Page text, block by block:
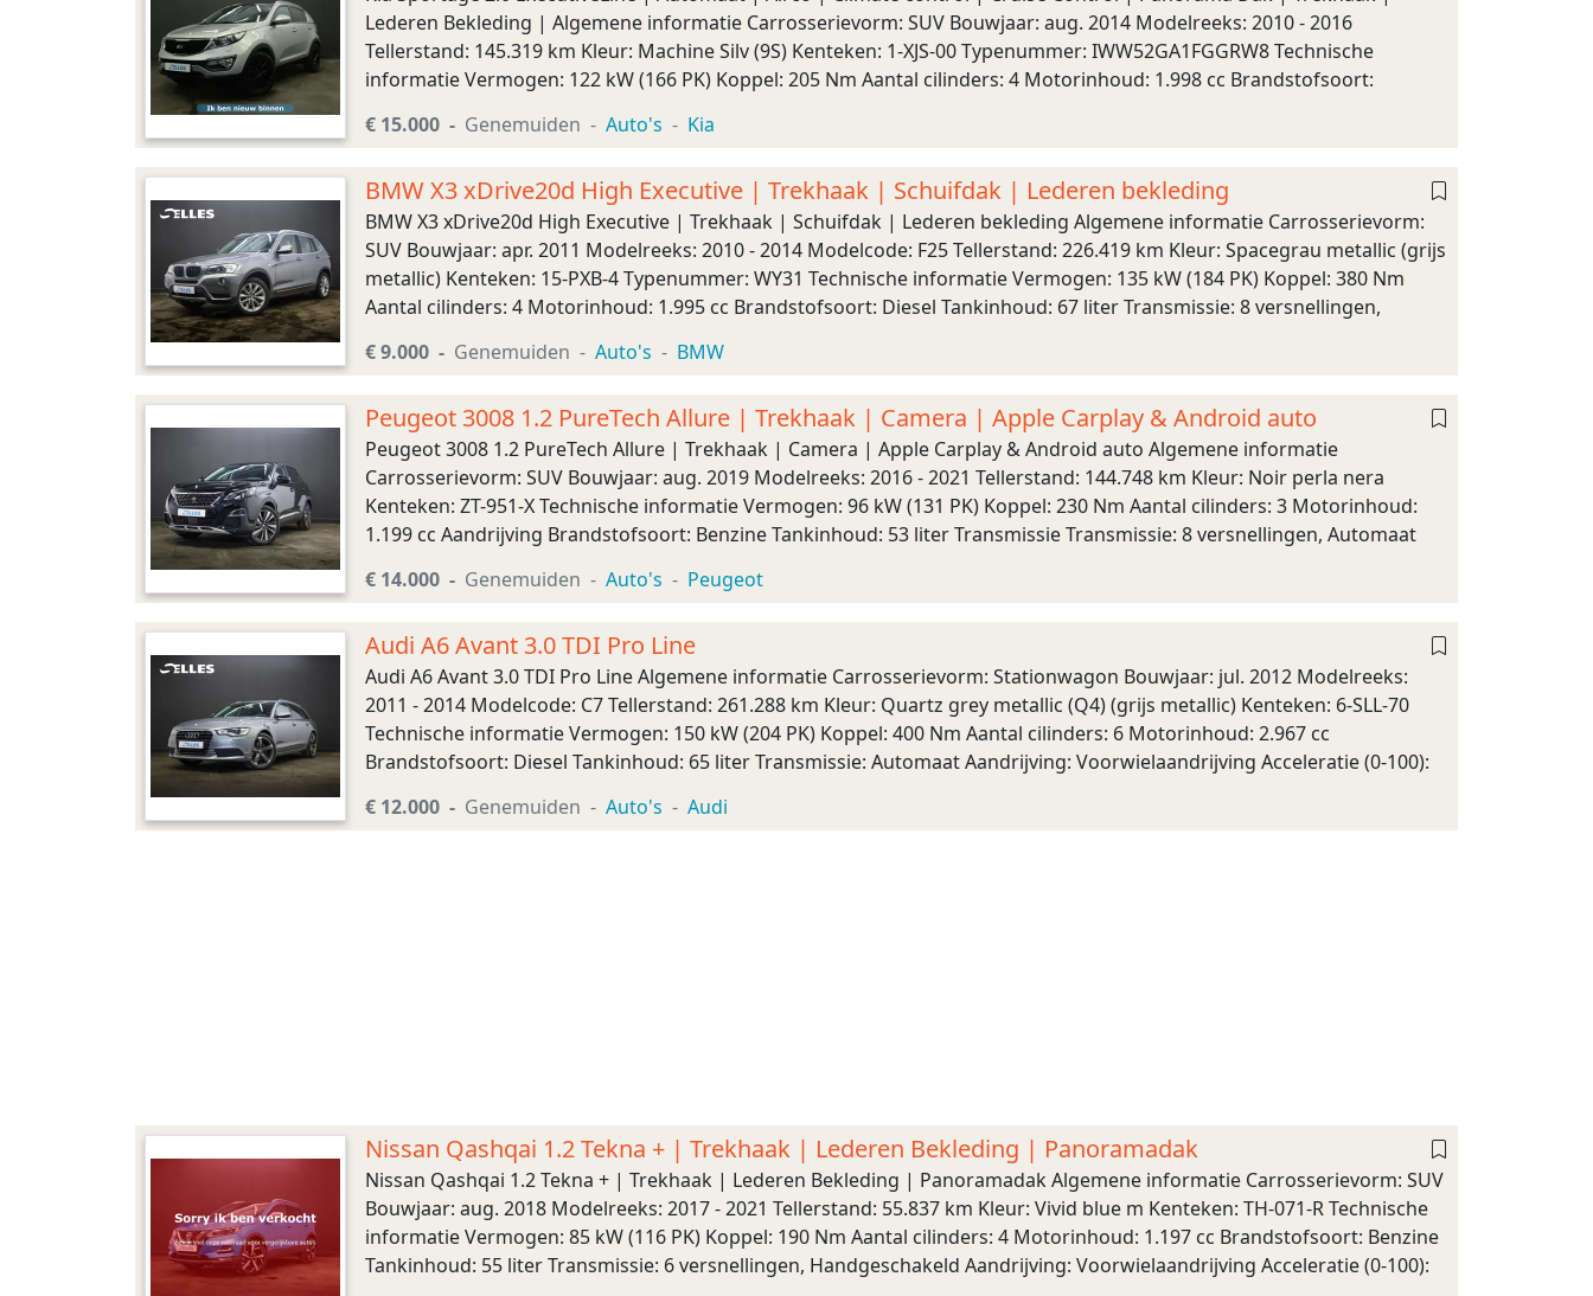
Lederen Bekleding | Algemene informatie Carrosserievorm: SUV Bouwjaar: aug. 2014 Modelreeks: 2010 - 2016
Tellerstand: 145.319 km Kleur: Machine Silv (9S) Kenteken: 1-XJS-00 Typenummer: IWW52GA1FGGRW8 Technische
informatie Vermogen: 122 kW (166 PK) Koppel: 205 Nm Aantal cilinders: 4 Motorinhoud: 1.998 cc Brandstofsoort:
€ 15.000 Genemuiden Auto's Kia
BMW X3 xDrive20d High Executive | Trekhaak | Schuifdak | Lederen bekleding
BMW X3 xDrive20d High Executive | Trekhaak | Schuifdak | Lederen bekleding Algemene informatie Carrosserievorm:
SUV Bouwjaar: apr. 2011 Modelreeks: 2010 - 2014 Modelcode: F25 Tellerstand: 226.419 km Kleur: Spacegrau metallic (grijs
metallic) Kenteken: 15-PXB-4 Typenummer: WY31 Technische informatie Vermogen: 135 kW (184 PK) Koppel: 380 Nm
Aantal cilinders: 4 Motorinhoud: 1.995 cc Brandstofsoort: Diesel Tankinhoud: 67 liter Transmissie: 8 versnellingen,
€ 9.000 Genemuiden Auto's BMW
Peugeot 3008 1.2 PureTech Allure | Trekhaak | Camera | Apple Carplay & Android auto
Peugeot 3008 1.2 PureTech Allure | Trekhaak | Camera | Apple Carplay & Android auto Algemene informatie
Carrosserievorm: SUV Bouwjaar: aug. 2019 Modelreeks: 2016 - 2021 Tellerstand: 144.748 km Kleur: Noir perla nera
Kenteken: ZT-951-X Technische informatie Vermogen: 96 kW (131 PK) Koppel: 230 Nm Aantal cilinders: 3 Motorinhoud:
1.199 cc Aandrijving Brandstofsoort: Benzine Tankinhoud: 53 liter Transmissie Transmissie: 8 versnellingen, Automaat
€ 14.000 Genemuiden Auto's Peugeot
Audi A6 Avant 3.0 TDI Pro Line
Audi A6 Avant 3.0 TDI Pro Line Algemene informatie Carrosserievorm: Stationwagon Bouwjaar: jul. 2012 Modelreeks:
2011 - 2014 Modelcode: C7 Tellerstand: 261.288 km Kleur: Quartz grey metallic (Q4) (grijs metallic) Kenteken: 6-SLL-70
Technische informatie Vermogen: 150 kW (204 PK) Koppel: 400 Nm Aantal cilinders: 6 Motorinhoud: 2.967 cc
Brandstofsoort: Diesel Tankinhoud: 65 liter Transmissie: Automaat Aandrijving: Voorwielaandrijving Acceleratie (0-100):
€ 12.000 Genemuiden Auto's Audi
Nissan Qashqai 1.2 Tekna + | Trekhaak | Lederen Bekleding | Panoramadak
Nissan Qashqai 1.2 Tekna + | Trekhaak | Lederen Bekleding | Panoramadak Algemene informatie Carrosserievorm: SUV
Bouwjaar: aug. 2018 Modelreeks: 2017 - 2021 Tellerstand: 55.837 km Kleur: Vivid blue m Kenteken: TH-071-R Technische
informatie Vermogen: 85 kW (116 PK) Koppel: 190 Nm Aantal cilinders: 4 Motorinhoud: 1.197 cc Brandstofsoort: Benzine
Tankinhoud: 55 liter Transmissie: 6 versnellingen, Handgeschakeld Aandrijving: Voorwielaandrijving Acceleratie (0-100):